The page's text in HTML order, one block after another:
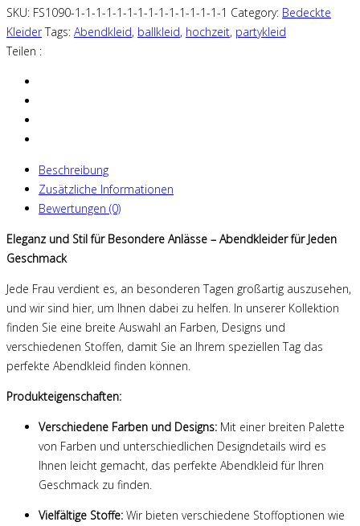
SKU: FS1090-1-1-1-1-1-1-1-1-1-1-1-1-1-1-1 Category: Bedeckte
Kleider Tags: Abendkleid, ballkleid, hochzeit, partykleid
Teilen :
Beschreibung
Zusätzliche Informationen
Bewertungen (0)
Eleganz und Stil für Besondere Anlässe – Abendkleider für Jeden
Geschmack
Jede Frau verdient es, an besonderen Tagen großartig auszusehen,
und wir sind hier, um Ihnen dabei zu helfen. In unserer Kollektion
finden Sie eine breite Auswahl an Farben, Designs und
verschiedenen Stoffen, damit Sie an Ihrem speziellen Tag das
perfekte Abendkleid finden können.
Produkteigenschaften:
Verschiedene Farben und Designs: Mit einer breiten Palette
von Farben und unterschiedlichen Designdetails wird es
Ihnen leicht gemacht, das perfekte Abendkleid für Ihren
Geschmack zu finden.
Vielfältige Stoffe: Wir bieten verschiedene Stoffoptionen wie